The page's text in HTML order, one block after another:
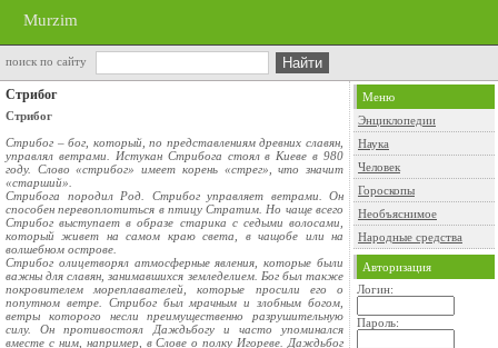
Murzim
поиск по сайту
Стрибог
Стрибог
Стрибог – бог, который, по представлениям древних славян,
управлял ветрами. Истукан Стрибога стоял в Киеве в 980
году. Слово «стрибог» имеет корень «стрег», что значит
«старший».
Стрибога породил Род. Стрибог управляет ветрами. Он
способен перевоплотиться в птицу Стратим. Но чаще всего
Стрибог выступает в образе старика с седыми волосами,
который живет на самом краю света, в чащобе или на
волшебном острове.
Стрибог олицетворял атмосферные явления, которые были
важны для славян, занимавшихся земледелием. Бог был также
покровителем мореплавателей, которые просили его о
попутном ветре. Стрибог был мрачным и злобным богом,
ветры которого несли преимущественно разрушительную
силу. Он противостоял Даждьбогу и часто упоминался
вместе с ним, например, в Слове о полку Игореве. Даждьбог
Меню
Энциклопедии
Наука
Человек
Гороскопы
Необъяснимое
Народные средства
Авторизация
Логин:
Пароль: